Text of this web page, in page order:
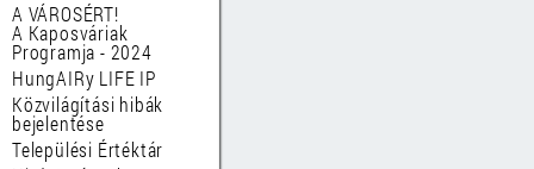
A VÁROSÉRT!
A Kaposváriak
Programja - 2024
HungAIRy LIFE IP
Közvilágítási hibák
bejelentése
Települési Értéktár